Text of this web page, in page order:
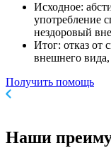
Исходное:
употребление
нездоровый
Итог: отказ от
внешнего
Получить помощь
Наши